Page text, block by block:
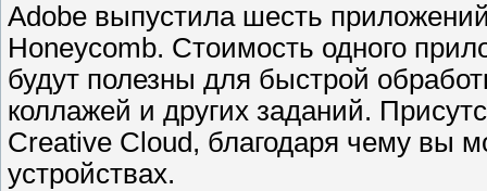
Adobe выпустила шесть
Honeycomb. Стоимость одного
будут полезны для быстрой
коллажей и других заданий.
Creative Cloud, благодаря чему вы
устройствах.